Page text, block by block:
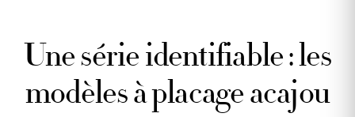
Une série identifiable : les
modèles à placage acajou